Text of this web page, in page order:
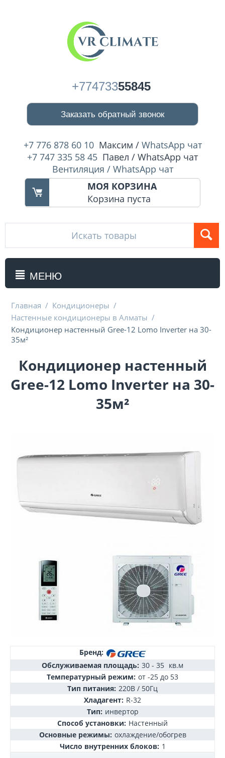
+77473355845
Заказать обратный звонок
+7 776 878 60 10 Максим / WhatsApp чат
+7 747 335 58 45 Павел / WhatsApp чат
Вентиляция / WhatsApp чат
МОЯ КОРЗИНА
Корзина пуста
МЕНЮ
Главная / Кондиционеры /
Настенные кондиционеры в Алматы /
Кондиционер настенный Gree-12 Lomo Inverter на 30-
35м²
Кондиционер настенный
Gree-12 Lomo Inverter на 30-
35м²
Бренд:
Обслуживаемая площадь: 30 - 35 кв.м
Температурный режим: от -25 до 53
Тип питания: 220В / 50Гц
Хладагент: R-32
Тип: инвертор
Способ установки: Настенный
Основные режимы: охлаждение/обогрев
Число внутренних блоков: 1